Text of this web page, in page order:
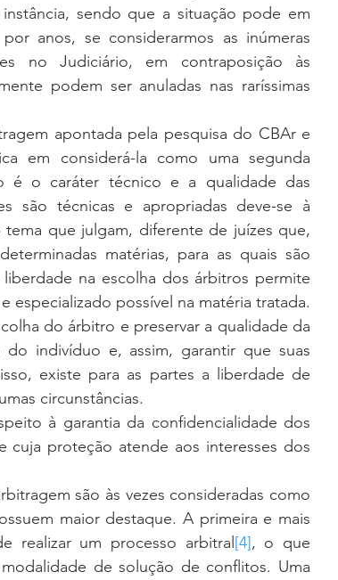
sendo que a situação pode em
anos, se considerarmos as inúmeras
no Judiciário, em contraposição às
podem ser anuladas nas raríssimas
em considerá-la como uma segunda
é o caráter técnico e a qualidade das
são técnicas e apropriadas deve-se à
que julgam, diferente de juízes que,
matérias, para as quais são
na escolha dos árbitros permite
especializado possível na matéria tratada.
do árbitro e preservar a qualidade da
indivíduo e, assim, garantir que suas
existe para as partes a liberdade de
circunstâncias.
cuja proteção atende aos interesses dos
maior destaque. A primeira e mais
realizar um processo arbitral [4], o que
de solução de conflitos. Uma